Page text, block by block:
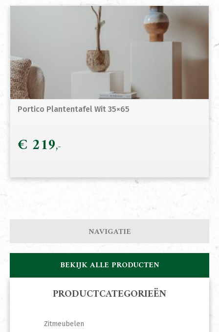
Portico Plantentafel Wit 35×65
€ 219
NAVIGATIE
BEKIJK ALLE PRODUCTEN
PRODUCTCATEGORIEËN
Zitmeubelen